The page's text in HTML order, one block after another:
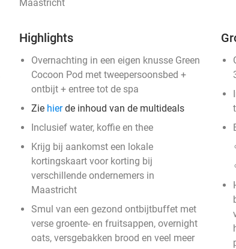
Maastricht
Highlights
Overnachting in een eigen knusse Green
Cocoon Pod met tweepersoonsbed +
ontbijt + entree tot de spa
Zie hierde inhoud van de multideals
Inclusief water, koffie en thee
Krijg bij aankomst een lokale
kortingskaart voor korting bij
verschillende ondernemers in
Maastricht
Smul van een gezond ontbijtbuffet met
verse groente- en fruitsappen, overnight
oats, versgebakken brood en veel meer